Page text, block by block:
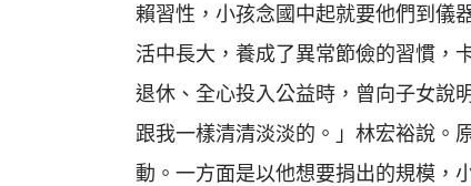
賴習性，小孩念國中起就要他們到儀
活中長大，養成了異常節儉的習慣，
退休、全心投入公益時，曾向子女說
跟我一樣清清淡淡的。」林宏裕說。
動。一方面是以他想要捐出的規模，